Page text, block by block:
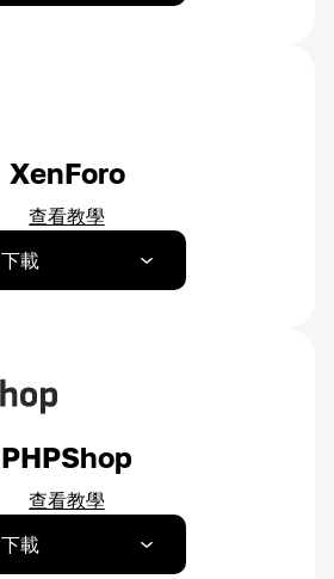
XenForo
查看教學
下載
PHPShop
查看教學
下載